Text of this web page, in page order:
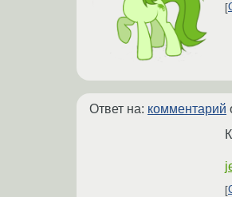
Ответ на: комментарий